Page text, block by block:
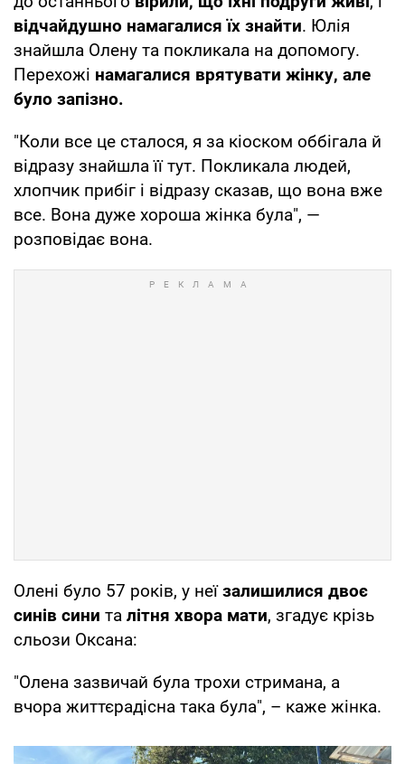
відчайдушно намагалися їх знайти. Юлія
знайшла Олену та покликала на допомогу.
Перехожі намагалися врятувати жінку, але
було запізно.
"Коли все це сталося, я за кіоском оббігала й
відразу знайшла її тут. Покликала людей,
хлопчик прибіг і відразу сказав, що вона вже
все. Вона дуже хороша жінка була", —
розповідає вона.
Олені було 57 років, у неїзалишилися двоє
синів сини та літня хвора мати, згадує крізь
сльози Оксана:
"Олена зазвичай була трохи стримана, а
вчора життєрадісна така була", – каже жінка.